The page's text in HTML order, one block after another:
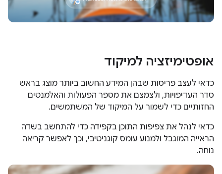
אופטימיזציה למיקוד
כדאי לעצב פריסות שבהן המידע החשוב ביותר מוצג בראש
סדר העדיפויות, ולצמצם את מספר הפעולות והאלמנטים
החזותיים כדי לשמור על המיקוד של המשתמשים.
כדאי לנהל את צפיפות התוכן בקפידה כדי להתחשב בשדה
הראייה המוגבל ולמנוע עומס קוגניטיבי, וכך לאפשר קריאה
נוחה.